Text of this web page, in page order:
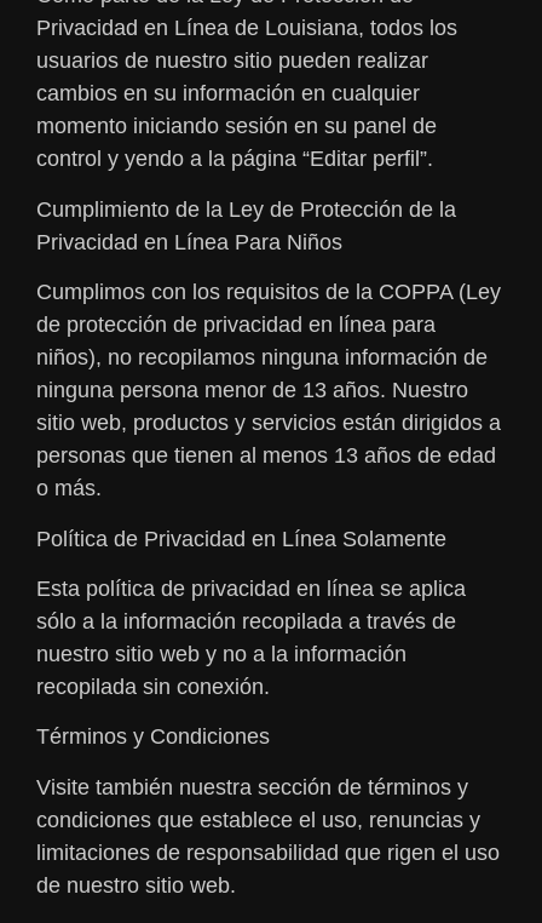
Privacidad en Línea de Louisiana, todos los
usuarios de nuestro sitio pueden realizar
cambios en su información en cualquier
momento iniciando sesión en su panel de
control y yendo a la página “Editar perfil”.
Cumplimiento de la Ley de Protección de la
Privacidad en Línea Para Niños
Cumplimos con los requisitos de la COPPA (Ley
de protección de privacidad en línea para
niños), no recopilamos ninguna información de
ninguna persona menor de 13 años. Nuestro
sitio web, productos y servicios están dirigidos a
personas que tienen al menos 13 años de edad
o más.
Política de Privacidad en Línea Solamente
Esta política de privacidad en línea se aplica
sólo a la información recopilada a través de
nuestro sitio web y no a la información
recopilada sin conexión.
Términos y Condiciones
Visite también nuestra sección de términos y
condiciones que establece el uso, renuncias y
limitaciones de responsabilidad que rigen el uso
de nuestro sitio web.